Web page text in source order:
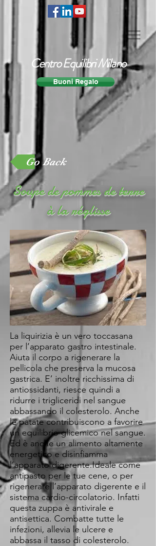
Centro Equilibri Milano
Buoni Regalo
Go Back
Soupe de pommes de terre
à la réglisse
La liquirizia è un vero toccasana
per l’apparato gastro intestinale.
Aiuta il corpo a rigenerare la
pellicola che preserva la mucosa
gastrica. E’ inoltre ricchissima di
antiossidanti, riesce quindi a
ridurre i trigliceridi nel sangue
abbassando il colesterolo. Anche
le patate contribuiscono a favorire
un equilibrio glicemico nel sangue.
Ed è anche un alimento altamente
energetico e disinfiamma
l’apparato digerente.Ideale come
antipasto per le tue cene, o per
rigenerare l’apparato digerente e il
sistema cardio-circolatorio. Infatti
questa zuppa è antivirale e
antisettica. Combatte tutte le
infezioni, allevia le ulcere e
abbassa il tasso di colesterolo.